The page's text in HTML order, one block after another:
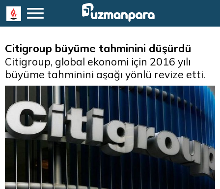
Citigroup büyüme tahminini düşürdü
Citigroup, global ekonomi için 2016 yılı
büyüme tahminini aşağı yönlü revize etti.